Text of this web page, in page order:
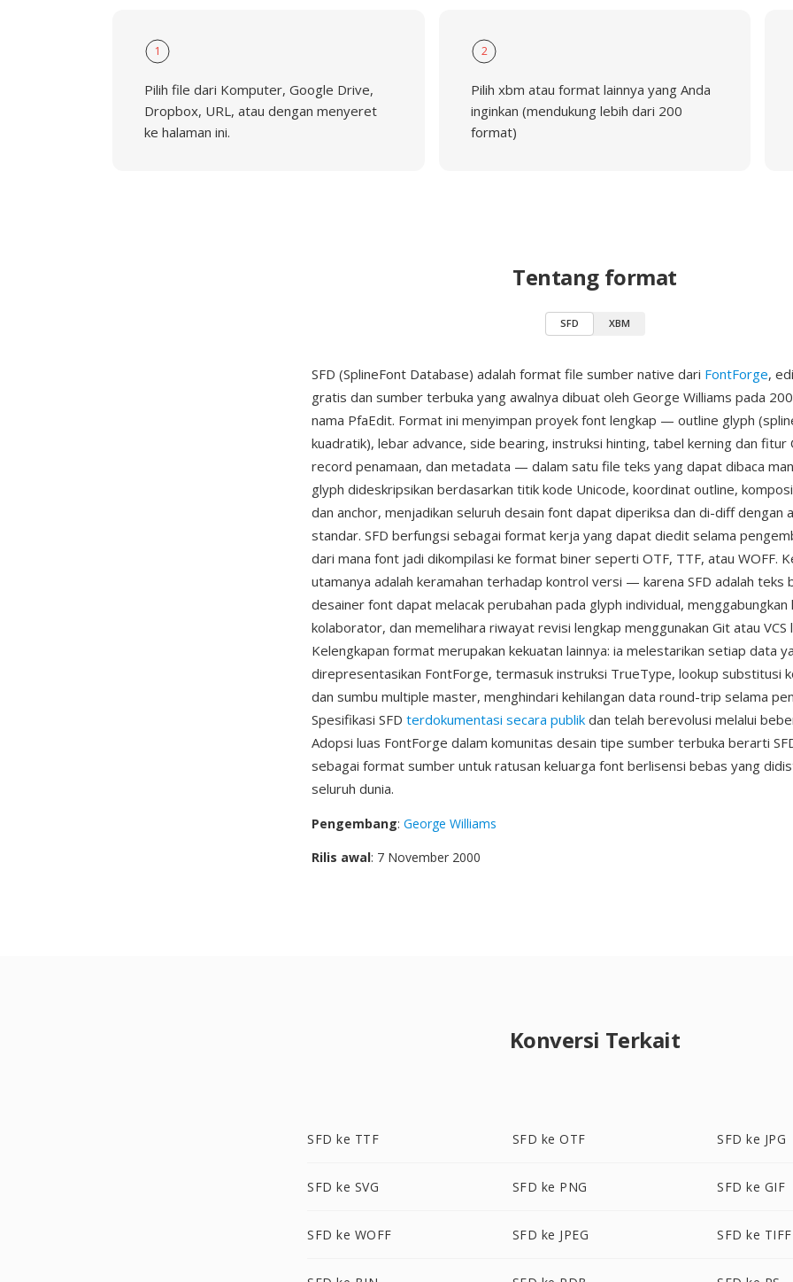
1
Pilih file dari Komputer, Google Drive,
Dropbox, URL, atau dengan menyeret
ke halaman ini.
2
Pilih xbm atau format lainnya yang Anda
inginkan (mendukung lebih dari 200
format)
Tentang format
SFD XBM
SFD (SplineFont Database) adalah format file sumber native dari FontForge,
gratis dan sumber terbuka yang awalnya dibuat oleh George Williams pada
nama PfaEdit. Format ini menyimpan proyek font lengkap — outline glyph
kuadratik), lebar advance, side bearing, instruksi hinting, tabel kerning dan fitur
record penamaan, dan metadata — dalam satu file teks yang dapat dibaca
glyph dideskripsikan berdasarkan titik kode Unicode, koordinat outline,
dan anchor, menjadikan seluruh desain font dapat diperiksa dan di-diff dengan
standar. SFD berfungsi sebagai format kerja yang dapat diedit selama
dari mana font jadi dikompilasi ke format biner seperti OTF, TTF, atau WOFF.
utamanya adalah keramahan terhadap kontrol versi — karena SFD adalah teks
desainer font dapat melacak perubahan pada glyph individual,
kolaborator, dan memelihara riwayat revisi lengkap menggunakan Git atau VCS
Kelengkapan format merupakan kekuatan lainnya: ia melestarikan setiap data
direpresentasikan FontForge, termasuk instruksi TrueType, lookup substitusi
dan sumbu multiple master, menghindari kehilangan data round-trip selama
Spesifikasi SFD terdokumentasi secara publik dan telah berevolusi melalui
Adopsi luas FontForge dalam komunitas desain tipe sumber terbuka berarti
sebagai format sumber untuk ratusan keluarga font berlisensi bebas yang
seluruh dunia.
Pengembang: George Williams
Rilis awal: 7 November 2000
Konversi Terkait
SFD ke TTF SFD ke OTF SFD ke JPG
SFD ke SVG SFD ke PNG SFD ke GIF
SFD ke WOFF SFD ke JPEG SFD ke TIFF